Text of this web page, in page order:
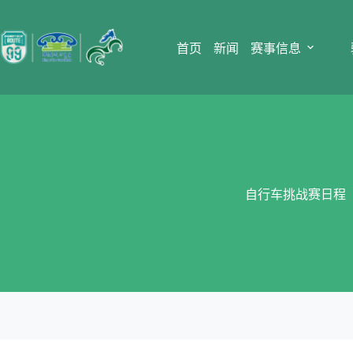
至
内
容
首页 新闻 赛事信息
自行车挑战赛日程